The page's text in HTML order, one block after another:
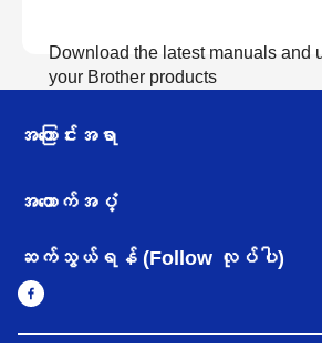
Download the latest manuals and
your Brother products
အကြောင်းအရာ
အထောက်အပံ့
ဆက်သွယ်ရန် (Follow လုပ်ပါ)